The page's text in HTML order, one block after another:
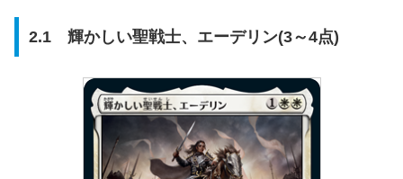
2.1 輝かしい聖戦士、エーデリン(3～4点)